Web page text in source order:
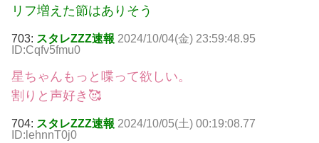
リフ増えた節はありそう
703: スタレZZZ速報 2024/10/04(金) 23:59:48.95
ID:Cqfv5fmu0
星ちゃんもっと喋って欲しい。
割りと声好き🥰
704: スタレZZZ速報 2024/10/05(土) 00:19:08.77
ID:lehnnT0j0